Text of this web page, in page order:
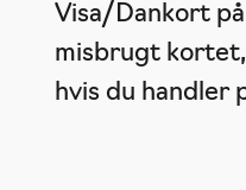
Visa/Dankort
misbrugt
hvis du handler